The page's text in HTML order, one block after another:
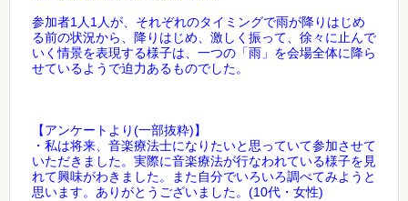
参加者1人1人が、それぞれのタイミングで雨が降りはじめ
る前の状況から、降りはじめ、激しく振って、徐々に止んで
いく情景を表現する様子は、一つの「雨」を会場全体に降ら
せているようで迫力あるものでした。
【アンケートより(一部抜粋)】
・私は将来、音楽療法士になりたいと思っていて参加させて
いただきました。実際に音楽療法が行なわれている様子を見
れて興味がわきました。また自分でいろいろ調べてみようと
思います。ありがとうございました。(10代・女性)